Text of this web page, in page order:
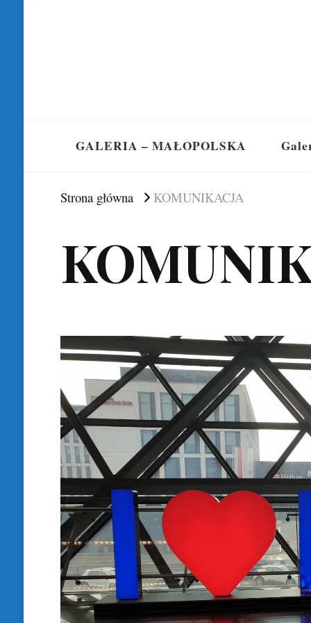
GALERIA – MAŁOPOLSKA
Strona główna KOMUNIKACJA